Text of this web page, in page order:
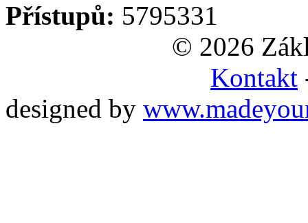
Přístupů: 5795331
© 2026
Kontakt
designed by